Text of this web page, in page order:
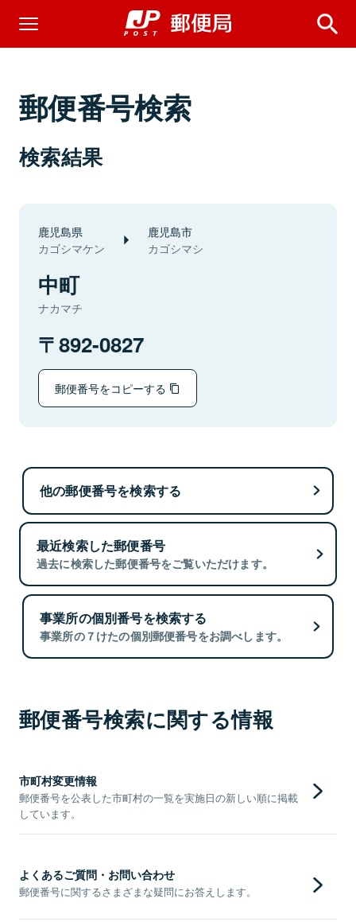
郵便番号検索
検索結果
鹿児島県
カゴシマケン
鹿児島市
カゴシマシ
中町
ナカマチ
892-0827
郵便番号をコピーする
他の郵便番号を検索する
最近検索した郵便番号
過去に検索した郵便番号をご覧いただけます。
事業所の個別番号を検索する
事業所の７けたの個別郵便番号をお調べします。
郵便番号検索に関する情報
市町村変更情報
郵便番号を公表した市町村の一覧を実施日の新しい順に掲載
しています。
よくあるご質問・お問い合わせ
郵便番号に関するさまざまな疑問にお答えします。